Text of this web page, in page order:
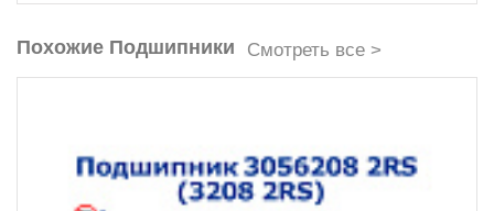
Похожие Подшипники Смотреть все >